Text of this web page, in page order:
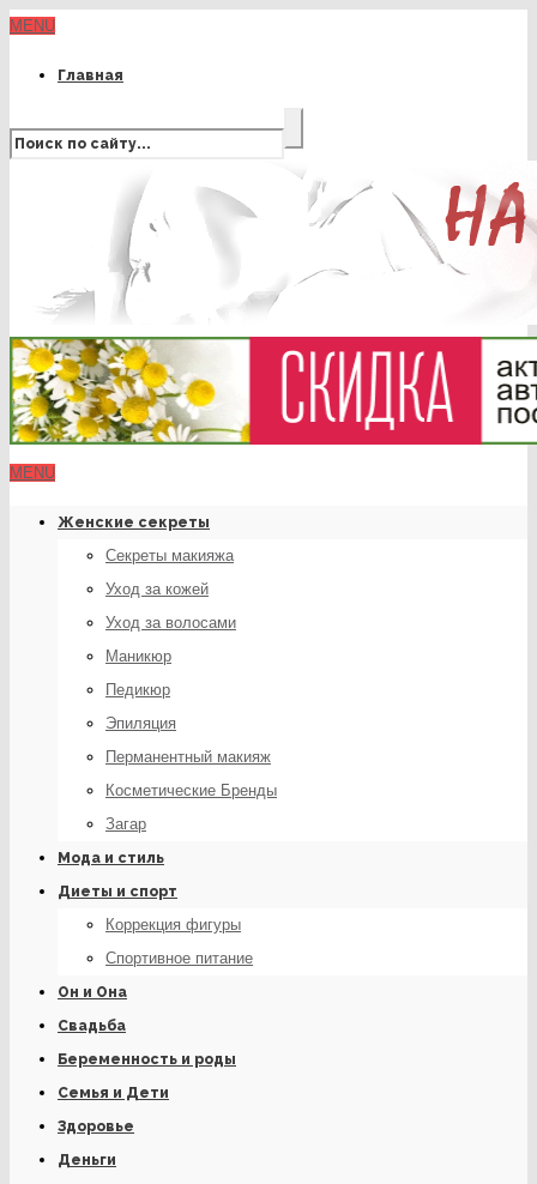
MENU
Главная
MENU
Женские секреты
Секреты макияжа
Уход за кожей
Уход за волосами
Маникюр
Педикюр
Эпиляция
Перманентный макияж
Косметические Бренды
Загар
Мода и стиль
Диеты и спорт
Коррекция фигуры
Спортивное питание
Он и Она
Свадьба
Беременность и роды
Семья и Дети
Здоровье
Деньги